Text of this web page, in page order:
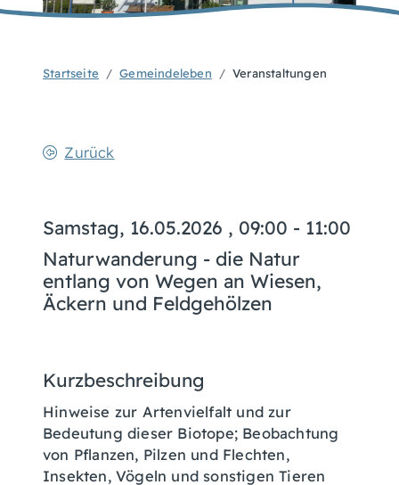
Startseite Gemeindeleben Veranstaltungen
Zurück
Samstag, 16.05.2026 , 09:00 - 11:00
Naturwanderung - die Natur
entlang von Wegen an Wiesen,
Äckern und Feldgehölzen
Kurzbeschreibung
Hinweise zur Artenvielfalt und zur
Bedeutung dieser Biotope; Beobachtung
von Pflanzen, Pilzen und Flechten,
Insekten, Vögeln und sonstigen Tieren